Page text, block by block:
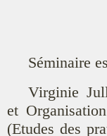
Séminaire
Virginie
et
(Etudes des